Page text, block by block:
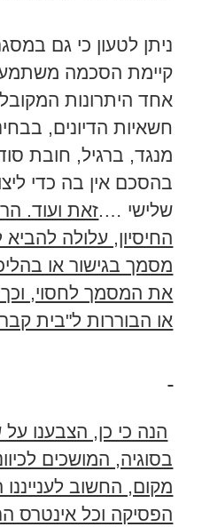
ניתן לטעון כי גם
קיימת הסכמה
אחד היתרונות
חשאיות הדיונים,
מנגד, ברגיל, חובת
בהסכם אין בה כדי
שלישי ….זאת ועוד.
החיסיון, עלולה
מסמך בגישור או
את המסמך לחסוי, וכך
או הבוררות ל"בית
הנה כי כן, הצבענו על
בסוגיה, המושכים
מקום, החשוב לענייננו
הפסיקה וכל אינטרס